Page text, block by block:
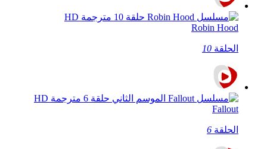
Robin Hood
الحلقة 10
Fallout
الحلقة 6